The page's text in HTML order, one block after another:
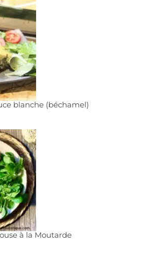
blanche (béchamel)
à la Moutarde